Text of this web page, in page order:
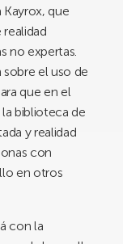
que
no expertas.
el uso de
que en el
biblioteca de
y realidad
con
en otros
con la